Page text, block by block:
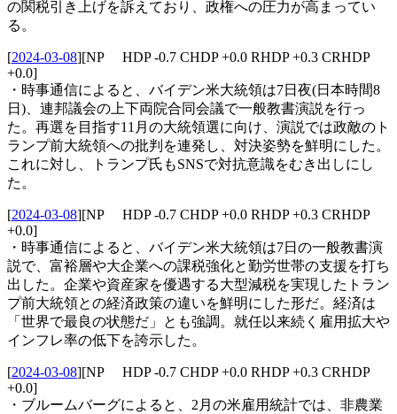
の関税引き上げを訴えており、政権への圧力が高まってい
る。
[2024-03-08][NP HDP -0.7 CHDP +0.0 RHDP +0.3 CRHDP
+0.0]
・時事通信によると、バイデン米大統領は7日夜(日本時間8
日)、連邦議会の上下両院合同会議で一般教書演説を行っ
た。再選を目指す11月の大統領選に向け、演説では政敵のト
ランプ前大統領への批判を連発し、対決姿勢を鮮明にした。
これに対し、トランプ氏もSNSで対抗意識をむき出しにし
た。
[2024-03-08][NP HDP -0.7 CHDP +0.0 RHDP +0.3 CRHDP
+0.0]
・時事通信によると、バイデン米大統領は7日の一般教書演
説で、富裕層や大企業への課税強化と勤労世帯の支援を打ち
出した。企業や資産家を優遇する大型減税を実現したトラン
プ前大統領との経済政策の違いを鮮明にした形だ。経済は
「世界で最良の状態だ」とも強調。就任以来続く雇用拡大や
インフレ率の低下を誇示した。
[2024-03-08][NP HDP -0.7 CHDP +0.0 RHDP +0.3 CRHDP
+0.0]
・ブルームバーグによると、2月の米雇用統計では、非農業